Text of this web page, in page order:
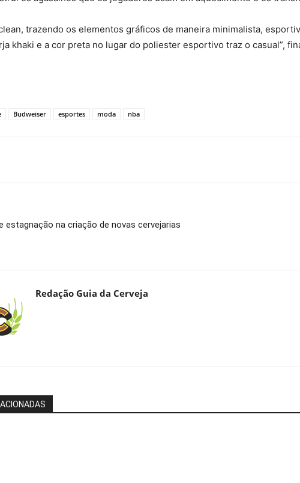
trazendo os elementos gráficos de maneira minimalista,
khaki e a cor preta no lugar do poliester esportivo traz o casual”,
Budweiser esportes moda nba
estagnação na criação de novas cervejarias
Redação Guia da Cerveja